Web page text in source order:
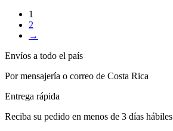
1
2
→
Envíos a todo el país
Por mensajería o correo de Costa Rica
Entrega rápida
Reciba su pedido en menos de 3 días hábiles